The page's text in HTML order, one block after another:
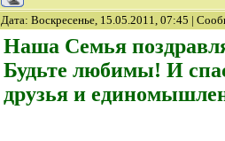
Дата: Воскресенье, 15.05.2011, 07:45 |
Наша Семья
Будьте любимы! И
друзья и